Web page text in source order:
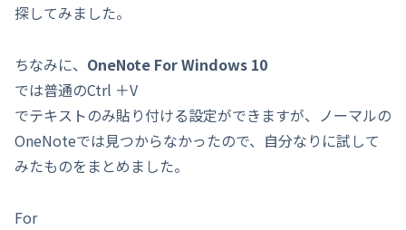
探してみました。
ちなみに、 OneNote For Windows 10
では普通のCtrl ＋V
でテキストのみ貼り付ける設定ができますが、ノーマルの
OneNoteでは見つからなかったので、自分なりに試して
みたものをまとめました。
For